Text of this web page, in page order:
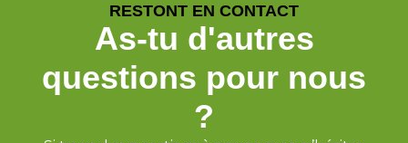
RESTONT EN CONTACT
As-tu d'autres
questions pour nous
?